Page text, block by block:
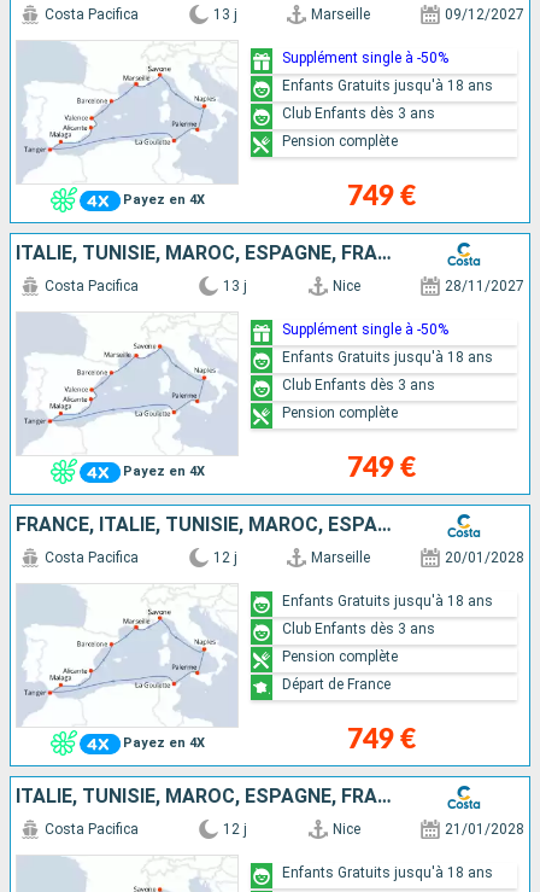
Payez en 4X
Costa Pacifica 13 j Marseille 09/12/2027
749 €
Supplément single à -50%
Enfants Gratuits jusqu'à 18 ans
Club Enfants dès 3 ans
Pension complète
ITALIE, TUNISIE, MAROC, ESPAGNE, FRANCE
Payez en 4X
Costa Pacifica 13 j Nice 28/11/2027
749 €
Supplément single à -50%
Enfants Gratuits jusqu'à 18 ans
Club Enfants dès 3 ans
Pension complète
FRANCE, ITALIE, TUNISIE, MAROC, ESPAGNE
Payez en 4X
Costa Pacifica 12 j Marseille 20/01/2028
749 €
Enfants Gratuits jusqu'à 18 ans
Club Enfants dès 3 ans
Pension complète
Départ de France
ITALIE, TUNISIE, MAROC, ESPAGNE, FRANCE
Costa Pacifica 12 j Nice 21/01/2028
Enfants Gratuits jusqu'à 18 ans